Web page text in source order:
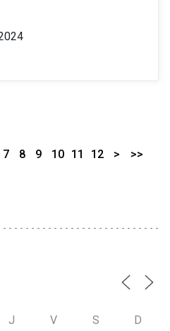
7 8 9 10 11 12 > >>
J V S D